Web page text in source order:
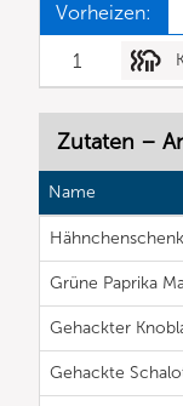
Vorheizen:
1
Zutaten –
Name
Grüne Paprika
Gehackter
Gehackte